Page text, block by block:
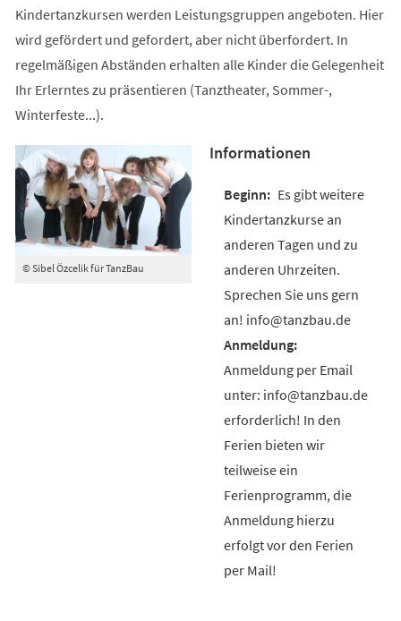
Kindertanzkursen werden Leistungsgruppen angeboten. Hier
wird gefördert und gefordert, aber nicht überfordert. In
regelmäßigen Abständen erhalten alle Kinder die Gelegenheit
Ihr Erlerntes zu präsentieren (Tanztheater, Sommer-,
Winterfeste...).
© Sibel Özcelik für TanzBau
Informationen
Es gibt weitere
Kindertanzkurse an
anderen Tagen und zu
anderen Uhrzeiten.
Sprechen Sie uns gern
an! info@tanzbau.de
Anmeldung per Email
unter: info@tanzbau.de
erforderlich! In den
Ferien bieten wir
teilweise ein
Ferienprogramm, die
Anmeldung hierzu
erfolgt vor den Ferien
per Mail!